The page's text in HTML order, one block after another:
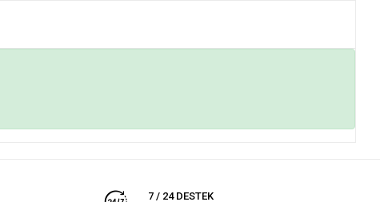
7 / 24 DESTEK